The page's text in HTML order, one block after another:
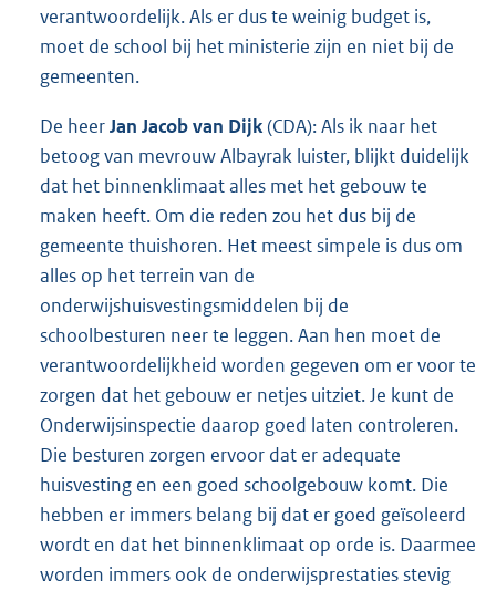
verantwoordelijk. Als er dus te weinig budget is,
moet de school bij het ministerie zijn en niet bij de
gemeenten.
De heerJan Jacob van Dijk(CDA): Als ik naar het
betoog van mevrouw Albayrak luister, blijkt duidelijk
dat het binnenklimaat alles met het gebouw te
maken heeft. Om die reden zou het dus bij de
gemeente thuishoren. Het meest simpele is dus om
alles op het terrein van de
onderwijshuisvestingsmiddelen bij de
schoolbesturen neer te leggen. Aan hen moet de
verantwoordelijkheid worden gegeven om er voor te
zorgen dat het gebouw er netjes uitziet. Je kunt de
Onderwijsinspectie daarop goed laten controleren.
Die besturen zorgen ervoor dat er adequate
huisvesting en een goed schoolgebouw komt. Die
hebben er immers belang bij dat er goed geïsoleerd
wordt en dat het binnenklimaat op orde is. Daarmee
worden immers ook de onderwijsprestaties stevig